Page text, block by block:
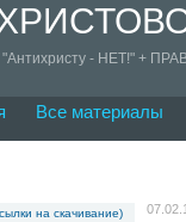
- НЕТ!" +
Все материалы
на скачивание)